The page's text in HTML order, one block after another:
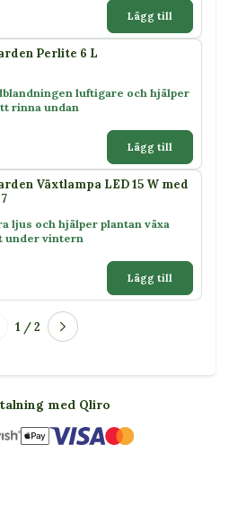
Lägg till
Perlite 6 L
luftigare och hjälper
rinna undan
Lägg till
Växtlampa LED 15 W med
ljus och hjälper plantan växa
under vintern
Lägg till
1 / 2
med Qliro